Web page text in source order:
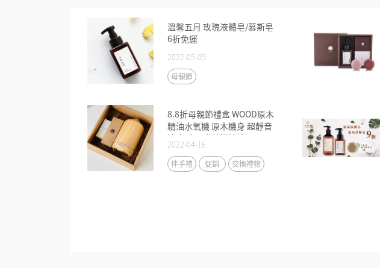
溫馨五月 玫瑰液體皂/慕斯皂
6折免運
2022-05-05
母親節
8.8折母親節禮盒 WOOD原木
精油水氧機 原木機身 超靜音
適合睡眠 贈茶樹精油
2022-04-16
伴手禮 促銷 交換禮物